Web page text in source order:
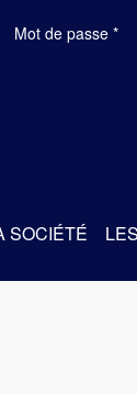
Mot de passe *
SOCIÉTÉ